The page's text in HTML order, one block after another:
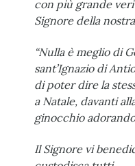
con più grande
Signore della
“Nulla è meglio di
sant’Ignazio di
di poter dire la
a Natale, davanti
ginocchio
Il Signore vi